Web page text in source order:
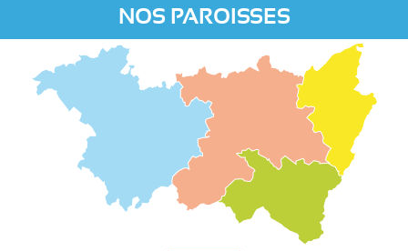
NOS PAROISSES